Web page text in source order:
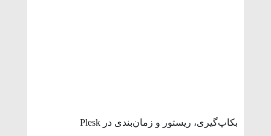
بکاپ‌گیری، ریستور و زمان‌بندی در Plesk